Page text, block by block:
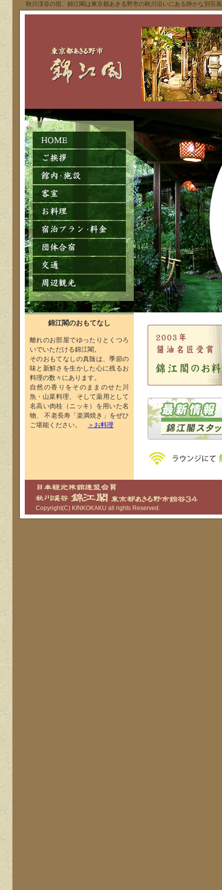
秋川渓谷の宿、錦江閣は東京都あきる野市の秋川沿いにある静かな別荘
錦江閣のおもてなし
離れのお部屋でゆったりとくつろ
いでいただける錦江閣。
そのおもてなしの真髄は、季節の
味と新鮮さを生かした心に残るお
料理の数々にあります。
自然の香りをそのままのせた川
魚・山菜料理、 そして薬用として
名高い肉桂（ニッキ）を用いた名
物、 不老長寿「楽満焼き」をぜひ
ご堪能ください。
＞お料理
Copyright(C) KINKOKAKU all rights Reserved.